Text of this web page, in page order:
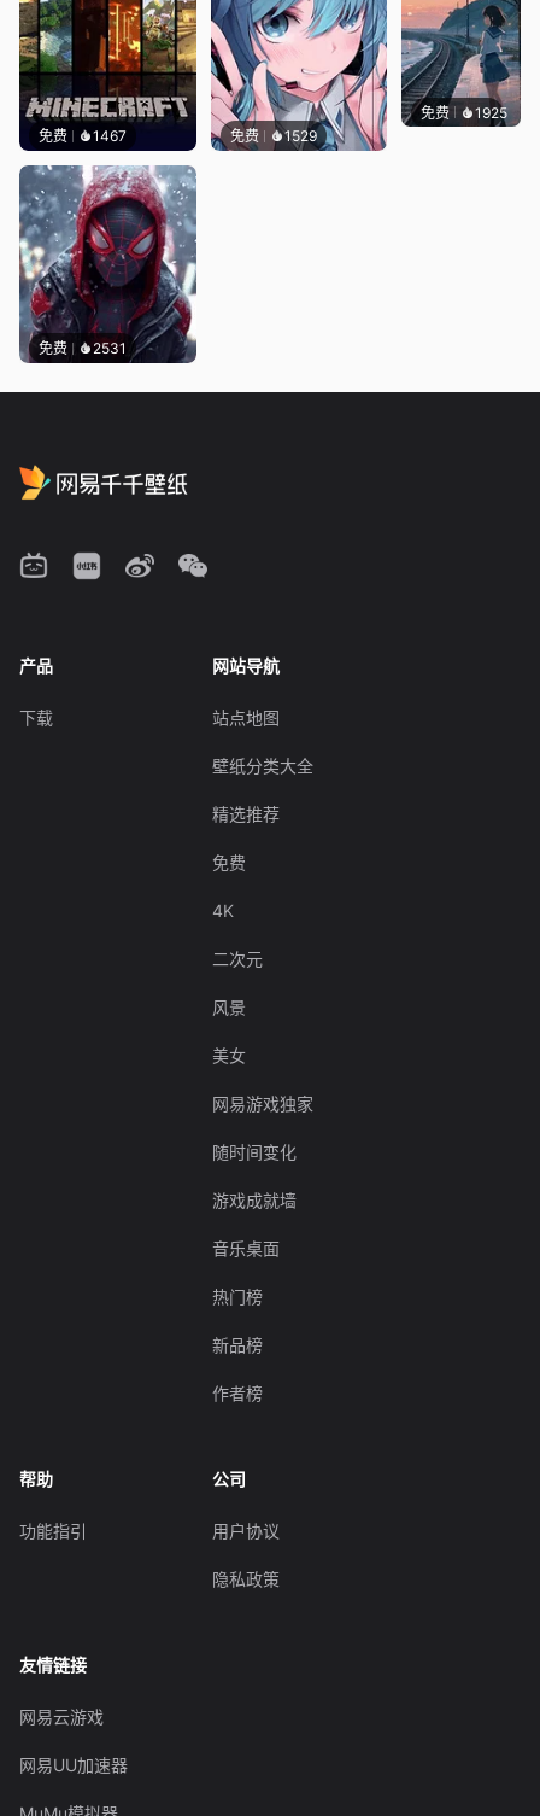
免费 1467 免费 1529
免费 2531
免费 1925辰东
产品
下载
网站导航
站点地图
壁纸分类大全
精选推荐
免费
4K
二次元
风景
美女
网易游戏独家
随时间变化
游戏成就墙
音乐桌面
热门榜
新品榜
作者榜
帮助
功能指引
公司
用户协议
隐私政策
友情链接
网易云游戏
网易UU加速器